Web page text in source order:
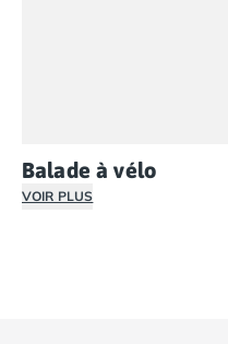
Balade à vélo
VOIR PLUS
L’île est facilement